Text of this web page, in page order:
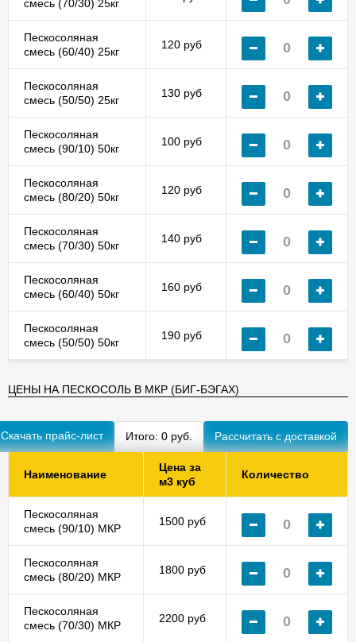
смесь (70/30) 25кг
Пескосоляная
смесь (60/40) 25кг
120 руб
Пескосоляная
смесь (50/50) 25кг
130 руб
Пескосоляная
смесь (90/10) 50кг
100 руб
Пескосоляная
смесь (80/20) 50кг
120 руб
Пескосоляная
смесь (70/30) 50кг
140 руб
Пескосоляная
смесь (60/40) 50кг
160 руб
Пескосоляная
смесь (50/50) 50кг
190 руб
ЦЕНЫ НА ПЕСКОСОЛЬ В МКР (БИГ-БЭГАХ)
Скачать прайс-лист Итого: 0 руб.
Наименование
Цена за
м3 куб
Количество
Пескосоляная
смесь (90/10) МКР
1500 руб
Пескосоляная
смесь (80/20) МКР
1800 руб
Пескосоляная
смесь (70/30) МКР
2200 руб